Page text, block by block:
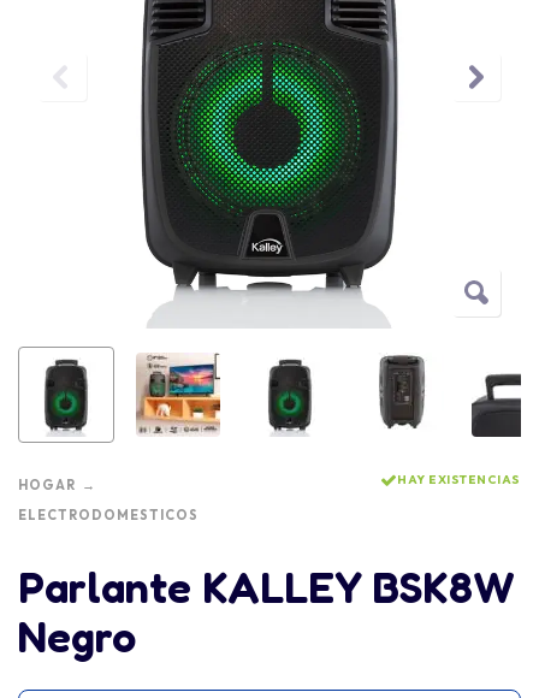
HOGAR
ELECTRODOMESTICOS
HAY EXISTENCIAS
Parlante KALLEY BSK8W
Negro